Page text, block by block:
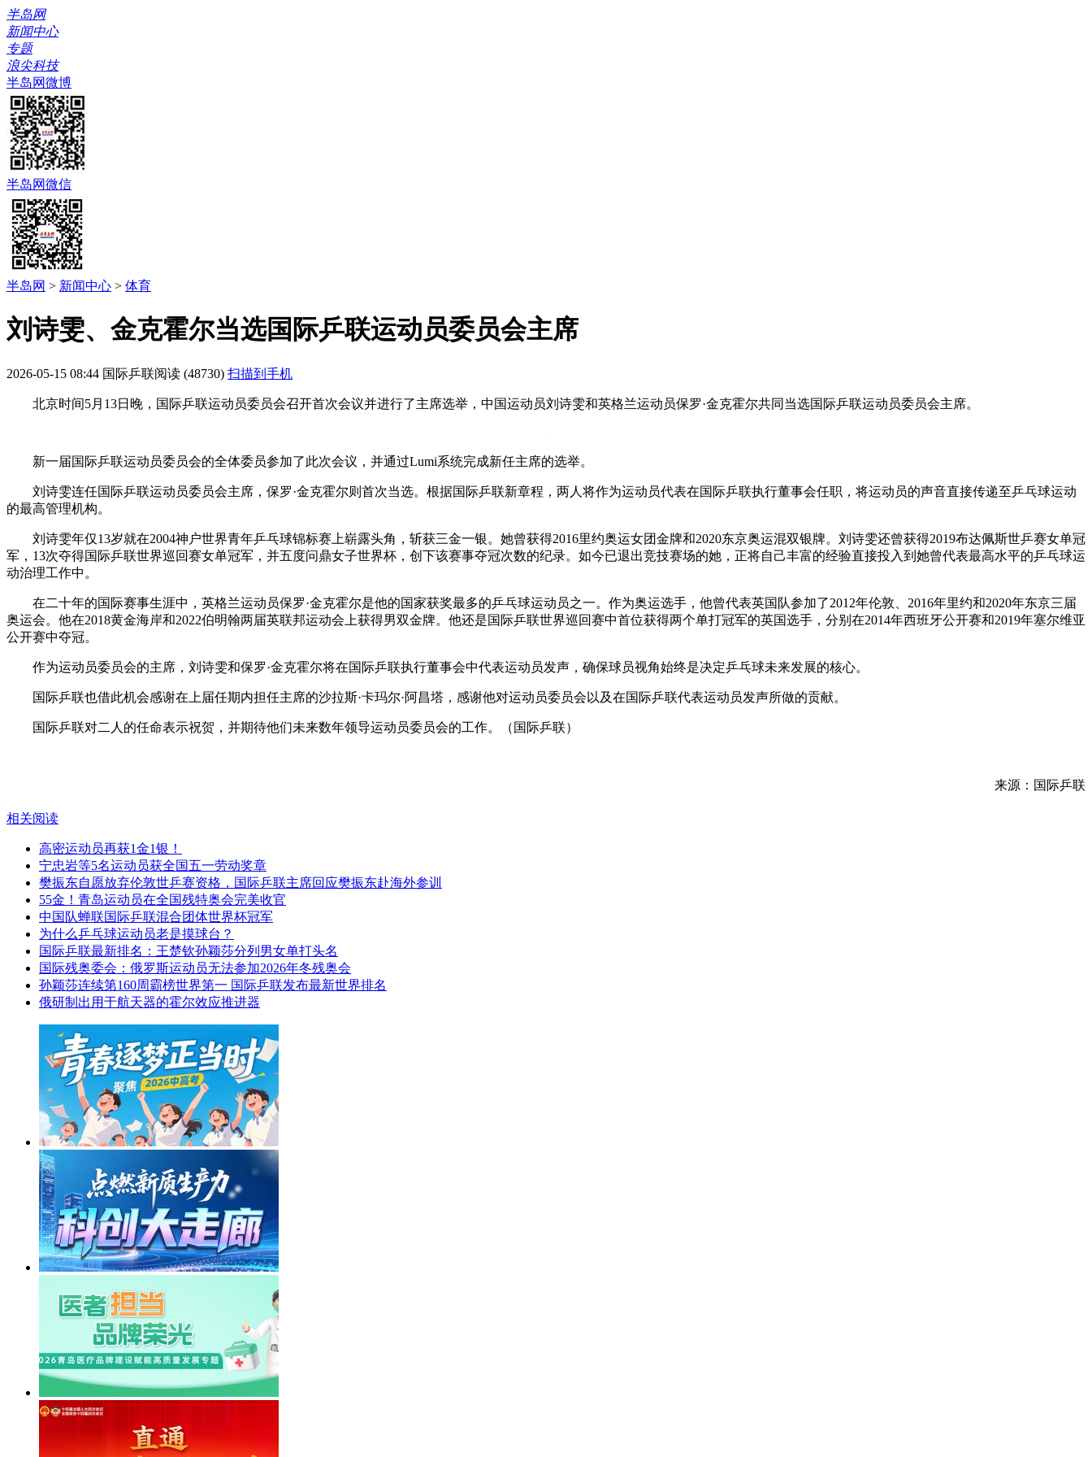
半岛网
新闻中心
专题
浪尖科技
半岛网微博
半岛网微信
半岛网 > 新闻中心 > 体育
刘诗雯、金克霍尔当选国际乒联运动员委员会主席
2026-05-15 08:44 国际乒联阅读 (48730) 扫描到手机
北京时间5月13日晚，国际乒联运动员委员会召开首次会议并进行了主席选举，中国运动员刘诗雯和英格兰运动员保罗·金克霍尔共同当选国际乒联运动员委员会主席。
新一届国际乒联运动员委员会的全体委员参加了此次会议，并通过Lumi系统完成新任主席的选举。
刘诗雯连任国际乒联运动员委员会主席，保罗·金克霍尔则首次当选。根据国际乒联新章程，两人将作为运动员代表在国际乒联执行董事会任职，将运动员的声音直接传递至乒乓球运动
的最高管理机构。
刘诗雯年仅13岁就在2004神户世界青年乒乓球锦标赛上崭露头角，斩获三金一银。她曾获得2016里约奥运女团金牌和2020东京奥运混双银牌。刘诗雯还曾获得2019布达佩斯世乒赛女单冠
军，13次夺得国际乒联世界巡回赛女单冠军，并五度问鼎女子世界杯，创下该赛事夺冠次数的纪录。如今已退出竞技赛场的她，正将自己丰富的经验直接投入到她曾代表最高水平的乒乓球运
动治理工作中。
在二十年的国际赛事生涯中，英格兰运动员保罗·金克霍尔是他的国家获奖最多的乒乓球运动员之一。作为奥运选手，他曾代表英国队参加了2012年伦敦、2016年里约和2020年东京三届
奥运会。他在2018黄金海岸和2022伯明翰两届英联邦运动会上获得男双金牌。他还是国际乒联世界巡回赛中首位获得两个单打冠军的英国选手，分别在2014年西班牙公开赛和2019年塞尔维亚
公开赛中夺冠。
作为运动员委员会的主席，刘诗雯和保罗·金克霍尔将在国际乒联执行董事会中代表运动员发声，确保球员视角始终是决定乒乓球未来发展的核心。
国际乒联也借此机会感谢在上届任期内担任主席的沙拉斯·卡玛尔·阿昌塔，感谢他对运动员委员会以及在国际乒联代表运动员发声所做的贡献。
国际乒联对二人的任命表示祝贺，并期待他们未来数年领导运动员委员会的工作。（国际乒联）
来源：国际乒联
相关阅读
高密运动员再获1金1银！
宁忠岩等5名运动员获全国五一劳动奖章
樊振东自愿放弃伦敦世乒赛资格，国际乒联主席回应樊振东赴海外参训
55金！青岛运动员在全国残特奥会完美收官
中国队蝉联国际乒联混合团体世界杯冠军
为什么乒乓球运动员老是摸球台？
国际乒联最新排名：王楚钦孙颖莎分列男女单打头名
国际残奥委会：俄罗斯运动员无法参加2026年冬残奥会
孙颖莎连续第160周霸榜世界第一 国际乒联发布最新世界排名
俄研制出用于航天器的霍尔效应推进器